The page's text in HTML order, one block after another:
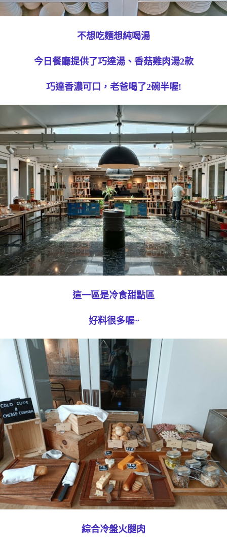
不想吃麵想純喝湯
今日餐廳提供了巧達湯、香菇雞肉湯2款
巧達香濃可口，老爸喝了2碗半喔!
這一區是冷食甜點區
好料很多喔~
綜合冷盤火腿肉